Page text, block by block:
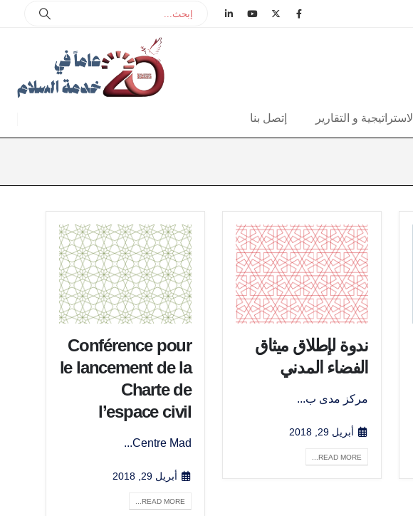
الاستراتيجية و التقارير إتصل بنا
ندوة لإطلاق ميثاق
الفضاء المدني
مركز مدى ب...
أبريل 29, 2018
READ MORE...
Conférence pour
le lancement de la
Charte de
l’espace civil
Centre Mad...
أبريل 29, 2018
READ MORE...